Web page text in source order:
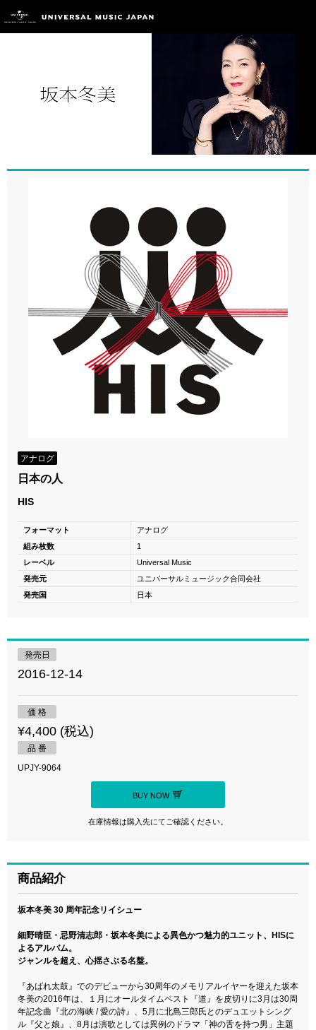
アナログ
日本の人
HIS
フォーマット
アナログ
組み枚数
1
レーベル
Universal Music
発売元
ユニバーサルミュージック合同会社
発売国
日本
発売日
2016-12-14
価 格
¥4,400 (税込)
品 番
UPJY-9064
BUY NOW
在庫情報は購入先にてご確認ください。
商品紹介
坂本冬美 30 周年記念リイシュー
細野晴臣・忌野清志郎・坂本冬美による異色かつ魅力的ユニット、HISに
よるアルバム。
ジャンルを超え、心揺さぶる名盤。
『あばれ太鼓』でのデビューから30周年のメモリアルイヤーを迎えた坂本
冬美の2016年は、１月にオールタイムベスト『道』を皮切りに3月は30周
年記念曲『北の海峡 / 愛の詩』、5月に北島三郎氏とのデュエットシング
ル『父と娘』、8月は演歌としては異例のドラマ「神の舌を持つ男」主題